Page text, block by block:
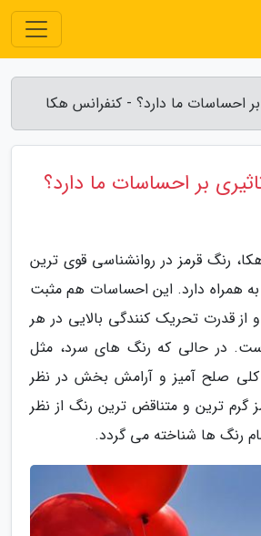
احساسات ما دارد؟ - کنفرانس هکا
بر احساسات ما دارد؟
رنگ قرمز در روانشناسی قوی ترین
همراه دارد. این احساسات هم مثبت
قدرت تحریک کنندگی بالایی در هر
است. در حالی که رنگ های سرد، مثل
کلی صلح آمیز و آرامش بخش در نظر
گرم ترین و متناقض ترین رنگ از نظر
رنگ ها شناخته می گردد.